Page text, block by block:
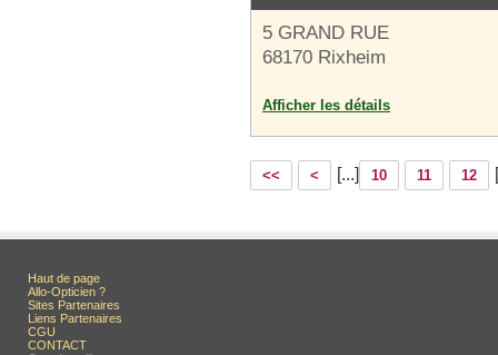
5 GRAND RUE
68170 Rixheim
Afficher les détails
<< < [...] 10 11 12
Haut de page
Allo-Opticien ?
Sites Partenaires
Liens Partenaires
CGU
CONTACT